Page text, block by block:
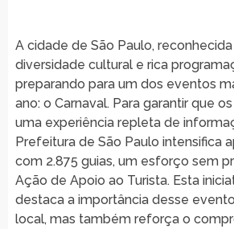
A cidade de São Paulo,
diversidade cultural e rica
preparando para um dos eventos
ano: o Carnaval. Para garantir que
uma experiência repleta de
Prefeitura de São Paulo intensifica
com 2.875 guias, um esforço sem
Ação de Apoio ao Turista. Esta
destaca a importância desse
local, mas também reforça o